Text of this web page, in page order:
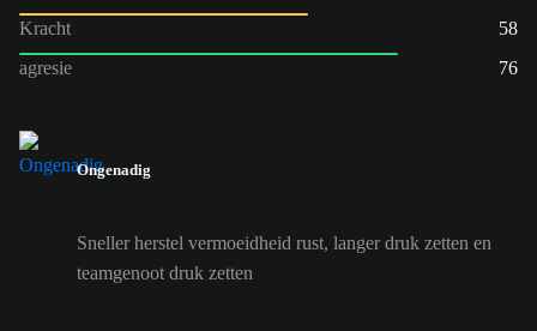
Kracht
58
agresie
76
Ongenadig
Sneller herstel vermoeidheid rust, langer druk zetten en
teamgenoot druk zetten